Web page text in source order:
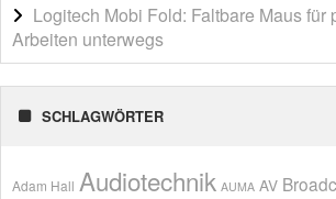
Logitech Mobi Fold: Faltbare Maus für
Arbeiten unterwegs
SCHLAGWÖRTER
Adam Hall Audiotechnik AUMA AV